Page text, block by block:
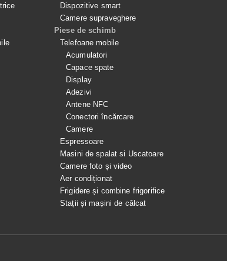
Dispozitive smart
Camere supraveghere
Piese de schimb
Telefoane mobile
Acumulatori
Capace spate
Display
Adezivi
Antene NFC
Conectori încărcare
Camere
Espressoare
Masini de spalat si Uscatoare
Camere foto și video
Aer condiționat
Frigidere și combine frigorifice
Stații și mașini de călcat